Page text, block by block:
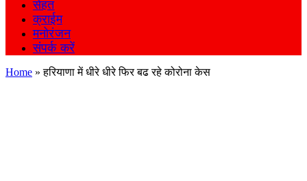
सेहत
क्राईम
मनोरंजन
संपर्क करें
Home »हरियाणा में धीरे धीरे फिर बढ रहे कोरोना केस